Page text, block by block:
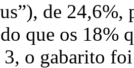
de 24,6%,
que os 18%
3, o gabarito